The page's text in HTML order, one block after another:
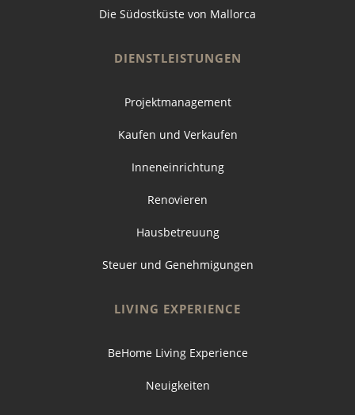
Die Südostküste von Mallorca
DIENSTLEISTUNGEN
Projektmanagement
Kaufen und Verkaufen
Inneneinrichtung
Renovieren
Hausbetreuung
Steuer und Genehmigungen
LIVING EXPERIENCE
BeHome Living Experience
Neuigkeiten